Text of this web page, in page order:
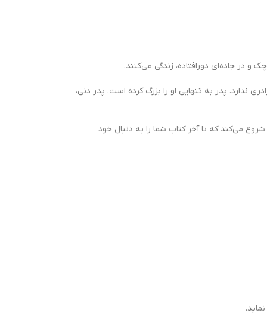
در جاده‌ای دورافتاده، زندگی می‌کنند.
ندارد. پدر به تنهایی او را بزرگ کرده است. پدر دنی،
می‌کند که تا آخر کتاب شما را به دنبال خود